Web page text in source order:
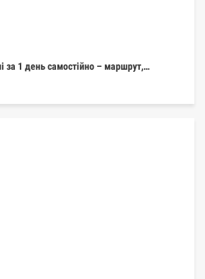
за 1 день самостійно – маршрут,…